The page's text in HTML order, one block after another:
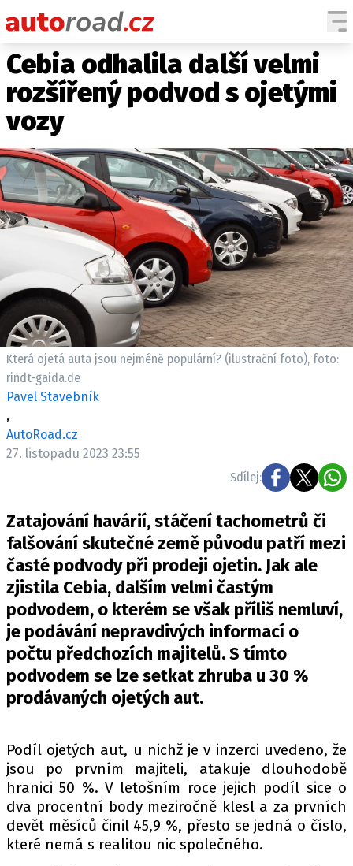
AUTA
TESTY AUT
SPY
HISTORIE
ZAJÍMAVOSTI
TECHNIKA
EKONOMIKA
ČESKÝ TRH
TUNING
PROFI
ELEKTRO
TRH S ELEKTROMOBILY
OSTATNÍ
TISKOVKY
ROZHOVORY
DAKAR
Z DOMOVA
ZE SVĚTA
MOTORSPORT
PIT LANE
FIA CEZ & POHÁRY
MEZINÁRODNÍ SCÉNA
SLEDUJTE NÁS NA|
Cebia odhalila další velmi
rozšířený podvod s ojetými
vozy
Která ojetá auta jsou nejméně populární? (ilustrační foto), foto:
rindt-gaida.de
Pavel Stavebník
,
AutoRoad.cz
27. listopadu 2023 23:55
Sdílej:
Zatajování havárií, stáčení tachometrů či
falšování skutečné země původu patří mezi
časté podvody při prodeji ojetin. Jak ale
zjistila Cebia, dalším velmi častým
podvodem, o kterém se však příliš nemluví,
je podávání nepravdivých informací o
počtu předchozích majitelů. S tímto
podvodem se lze setkat zhruba u 30 %
prodávaných ojetých aut.
Podíl ojetých aut, u nichž je v inzerci uvedeno, že
jsou po prvním majiteli, atakuje dlouhodobě
hranici 50 %. V letošním roce jejich podíl sice o
dva procentní body meziročně klesl a za prvních
devět měsíců činil 45,9 %, přesto se jedná o číslo,
které nemá s realitou nic společného.